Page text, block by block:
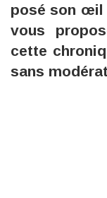
posé son œil
vous
cette
sans